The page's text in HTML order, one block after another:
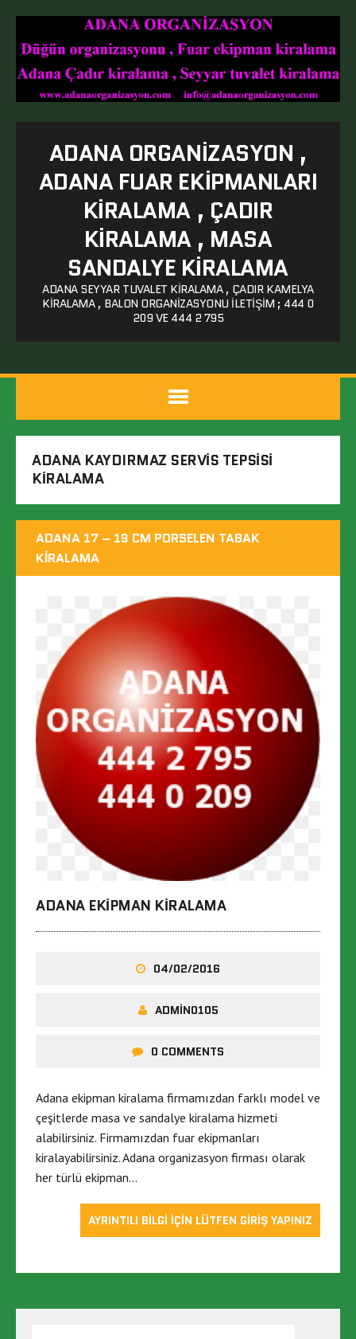
ADANA ORGANIZASYON ,
ADANA FUAR EKIPMANLARI
KIRALAMA , ÇADIR
KIRALAMA , MASA
SANDALYE KIRALAMA
ADANA SEYYAR TUVALET KIRALAMA , ÇADIR KAMELYA
KIRALAMA , BALON ORGANIZASYONU ILETIŞIM ; 444 0
209 VE 444 2 795
ADANA KAYDIRMAZ SERVIS TEPSISI
KIRALAMA
ADANA 17 – 19 CM PORSELEN TABAK
KIRALAMA
ADANA EKIPMAN KIRALAMA
04/02/2016
ADMIN0105
0 COMMENTS
Adana ekipman kiralama firmamızdan farklı model ve
çeşitlerde masa ve sandalye kiralama hizmeti
alabilirsiniz. Firmamızdan fuar ekipmanları
kiralayabilirsiniz. Adana organizasyon firması olarak
her türlü ekipman…
AYRINTILI BİLGİ İÇİN LÜTFEN GİRİŞ YAPINIZ